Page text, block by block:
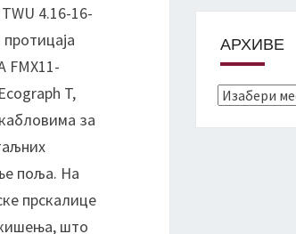
4.16-16-
FMX11-
T,
за
поља. На
прскалице
кишења, што
АРХИВЕ
Архиве